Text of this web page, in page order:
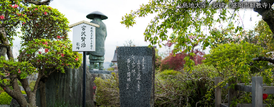
「島地大等」歌碑（盛岡市願教寺）